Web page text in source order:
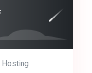
Hosting